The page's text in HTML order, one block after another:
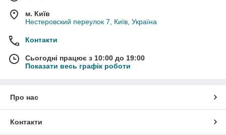
м. Київ
Нестеровский переулок 7, Київ, Україна
Контакти
Сьогодні працює з 10:00 до 19:00
Показати весь графік роботи
Про нас
Контакти